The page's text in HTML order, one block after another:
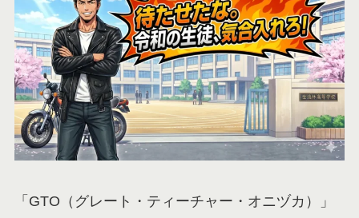
「GTO（グレート・ティーチャー・オニヅカ）」